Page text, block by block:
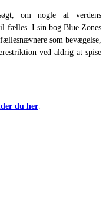
om nogle af verdens
fælles. I sin bog Blue Zones
som bevægelse,
ved aldrig at spise
du her.